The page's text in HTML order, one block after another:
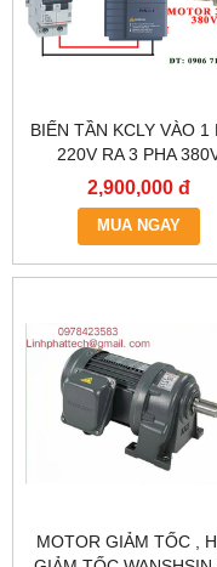
BIẾN TẦN KCLY VÀO 1
220V RA 3 PHA
0.75KW, BIẾN TẦN
KOC600-R75GT3-B
2,900,000 đ
MUA NGAY
MOTOR GIẢM TỐC ,